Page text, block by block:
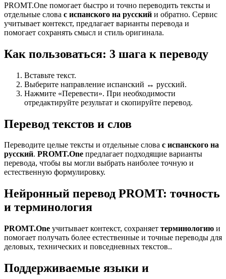
PROMT.One помогает быстро и точно переводить тексты и
отдельные слова с испанского на русский и обратно. Сервис
учитывает контекст, предлагает варианты перевода и
помогает сохранять смысл и стиль оригинала.
Как пользоваться: 3 шага к переводу
Вставьте текст.
Выберите направление испанский ↔ русский.
Нажмите «Перевести». При необходимости
отредактируйте результат и скопируйте перевод.
Перевод текстов и слов
Переводите целые тексты и отдельные слова с испанского на
русский. PROMT.One предлагает подходящие варианты
перевода, чтобы вы могли выбрать наиболее точную и
естественную формулировку.
Нейронный перевод PROMT: точность
и терминология
PROMT.One учитывает контекст, сохраняет терминологию и
помогает получать более естественные и точные переводы для
деловых, технических и повседневных текстов..
Поддерживаемые языки и